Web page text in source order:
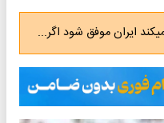
ایران موفق شود اگر...